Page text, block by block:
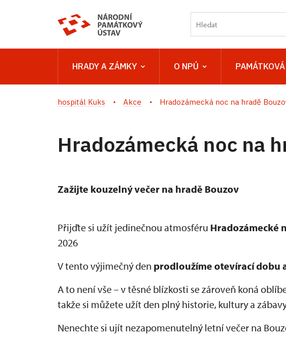
HRADY A ZÁMKY O NPÚ
hospitál Kuks Akce Hradozámecká noc na hradě
Hradozámecká noc na
Zažijte kouzelný večer na hradě Bouzov
Přijďte si užít jedinečnou atmosféru Hradozámecké
2026
V tento výjimečný den prodloužíme otevírací dobu
A to není vše – v těsné blízkosti se zároveň koná
takže si můžete užít den plný historie, kultury a
Nenechte si ujít nezapomenutelný letní večer na